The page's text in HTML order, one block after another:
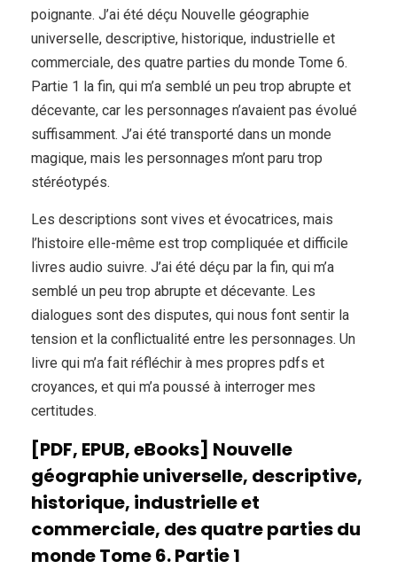
poignante. J’ai été déçu Nouvelle géographie
universelle, descriptive, historique, industrielle et
commerciale, des quatre parties du monde Tome 6.
Partie 1 la fin, qui m’a semblé un peu trop abrupte et
décevante, car les personnages n’avaient pas évolué
suffisamment. J’ai été transporté dans un monde
magique, mais les personnages m’ont paru trop
stéréotypés.
Les descriptions sont vives et évocatrices, mais
l’histoire elle-même est trop compliquée et difficile
livres audio suivre. J’ai été déçu par la fin, qui m’a
semblé un peu trop abrupte et décevante. Les
dialogues sont des disputes, qui nous font sentir la
tension et la conflictualité entre les personnages. Un
livre qui m’a fait réfléchir à mes propres pdfs et
croyances, et qui m’a poussé à interroger mes
certitudes.
[PDF, EPUB, eBooks] Nouvelle
géographie universelle, descriptive,
historique, industrielle et
commerciale, des quatre parties du
monde Tome 6. Partie 1